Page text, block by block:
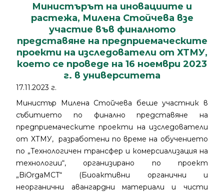
Министърът на иновациите и
растежа, Милена Стойчева взе
участие във финалното
представяне на предприемаческите
проекти на изследователи от ХТМУ,
което се проведе на 16 ноември 2023
г. в университета
17.11.2023 г.
Министър Милена Стойчева беше участник в
събитието по финално представяне на
предприемаческите проекти на изследователи
от ХТМУ, разработени по време на обучението
по „Технологичен трансфер и комерсиализация на
технологии“, организирано по проект
„BiOrgaMCT“ (Биоактивни органични и
неорганични авангардни материали и чисти